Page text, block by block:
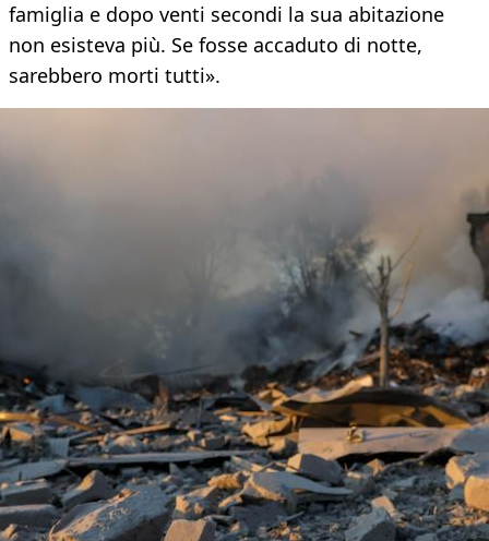
famiglia e dopo venti secondi la sua abitazione
non esisteva più. Se fosse accaduto di notte,
sarebbero morti tutti».